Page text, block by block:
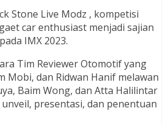
Stone Live Modz , kompetisi
car enthusiast menjadi sajian
IMX 2023.
Tim Reviewer Otomotif yang
Mobi, dan Ridwan Hanif melawan
Baim Wong, dan Atta Halilintar
presentasi, dan penentuan